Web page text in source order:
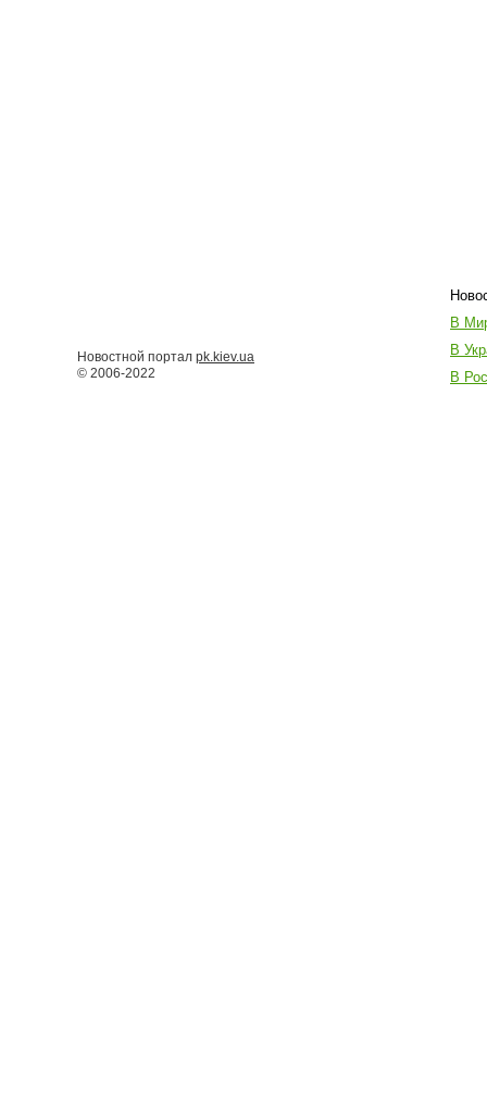
Новостной портал pk.kiev.ua
© 2006-2022
В
В
В